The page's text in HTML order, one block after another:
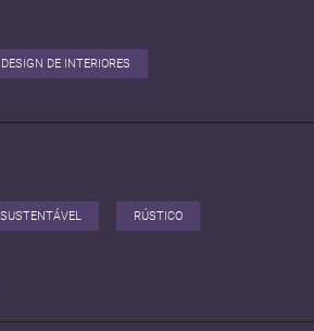
residenciais e comerciais.
cada projeto, para que cada um tenha um
cliente, pensando sempre nos mínimos
com o meio ambiente. A Arquitetura de
DESIGN DE INTERIORES
SUSTENTÁVEL RÚSTICO